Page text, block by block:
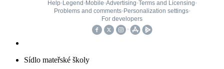
Sídlo mateřské školy